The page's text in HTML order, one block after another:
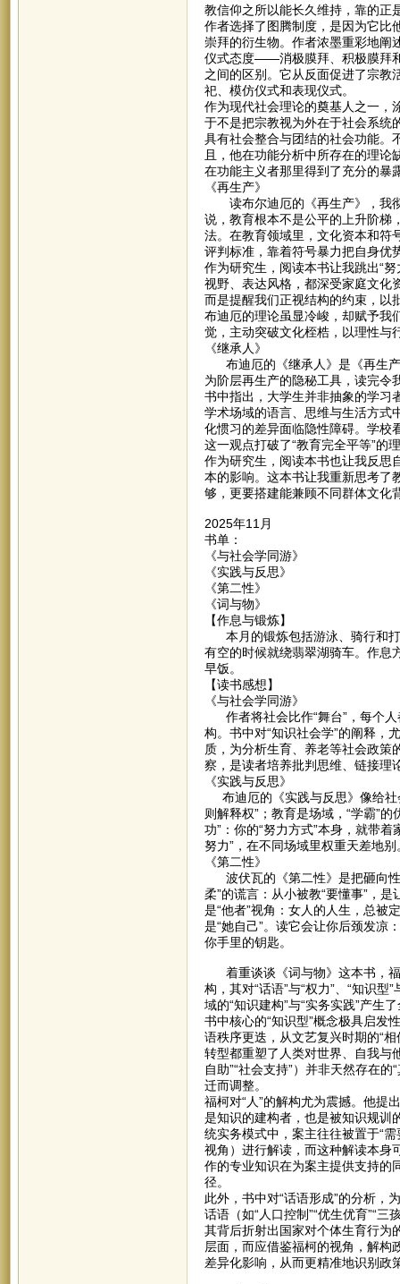
教信仰之所以能长久维持，靠的正
作者选择了图腾制度，是因为它比
崇拜的衍生物。作者浓墨重彩地阐
仪式态度——消极膜拜、积极膜拜
之间的区别。它从反面促进了宗教
祀、模仿仪式和表现仪式。
作为现代社会理论的奠基人之一，
于不是把宗教视为外在于社会系
具有社会整合与团结的社会功能。
且，他在功能分析中所存在的理
在功能主义者那里得到了充分的暴
《再生产》
读布尔迪厄的《再生产》，我彻
说，教育根本不是公平的上升阶梯
法。在教育领域里，文化资本和符
评判标准，靠着符号暴力把自身优
作为研究生，阅读本书让我跳出“
视野、表达风格，都深受家庭文化
而是提醒我们正视结构的约束，以
布迪厄的理论虽显冷峻，却赋予我
觉，主动突破文化桎梏，以理性与
《继承人》
布迪厄的《继承人》是《再生产
为阶层再生产的隐秘工具，读完令
书中指出，大学生并非抽象的学习
学术场域的语言、思维与生活方式
化惯习的差异面临隐性障碍。学校
这一观点打破了“教育完全平等”的
作为研究生，阅读本书也让我反思
本的影响。这本书让我重新思考了
够，更要搭建能兼顾不同群体文化
2025年11月
书单：
《与社会学同游》
《实践与反思》
《第二性》
《词与物》
【作息与锻炼】
本月的锻炼包括游泳、骑行和打
有空的时候就绕翡翠湖骑车。作息
早饭。
【读书感想】
《与社会学同游》
作者将社会比作“舞台”，每个人
构。书中对“知识社会学”的阐释
质，为分析生育、养老等社会政策
察，是读者培养批判思维、链接理
《实践与反思》
布迪厄的《实践与反思》像给社
则解释权”；教育是场域，“学霸”
功”：你的“努力方式”本身，就带
努力”，在不同场域里权重天差地
《第二性》
波伏瓦的《第二性》是把砸向性
柔”的谎言：从小被教“要懂事”，
是“他者”视角：女人的人生，总被
是“她自己”。读它会让你后颈发凉
你手里的钥匙。
着重谈谈《词与物》这本书，福
构，其对“话语”与“权力”、“知识
域的“知识建构”与“实务实践”产生
书中核心的“知识型”概念极具启
语秩序更迭，从文艺复兴时期的“
转型都重塑了人类对世界、自我与
自助”“社会支持”）并非天然存在
迁而调整。
福柯对“人”的解构尤为震撼。他提
是知识的建构者，也是被知识规训
统实务模式中，案主往往被置于“
视角）进行解读，而这种解读本身
作的专业知识在为案主提供支持的
径。
此外，书中对“话语形成”的分析，
话语（如“人口控制”“优生优育”“
其背后折射出国家对个体生育行为
层面，而应借鉴福柯的视角，解构
差异化影响，从而更精准地识别政